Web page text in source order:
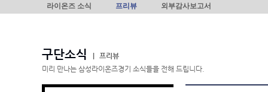
라이온즈 소식 프리뷰 외부감사보고서
구단소식
프리뷰
미리 만나는 삼성라이온즈경기 소식들을 전해 드립니다.